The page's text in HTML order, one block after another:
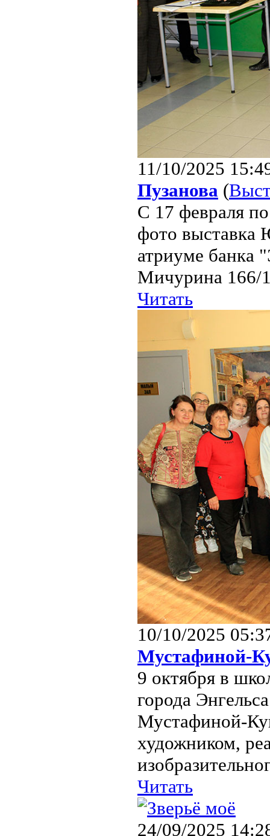
11/10/2025
Пузанова (
С 17 февраля
фото выставка
атриуме банка
Мичурина 166/
Читать
10/10/2025
Мустафиной-
9 октября в
города
Мустафиной-
художником,
Читать
24/09/2025